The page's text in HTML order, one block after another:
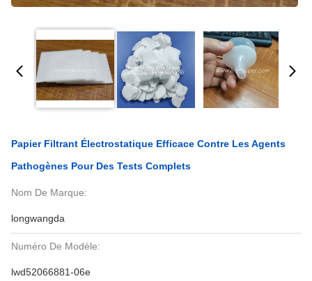
Papier Filtrant Électrostatique Efficace Contre Les Agents
Pathogènes Pour Des Tests Complets
Nom De Marque:
longwangda
Numéro De Modèle:
lwd52066881-06e